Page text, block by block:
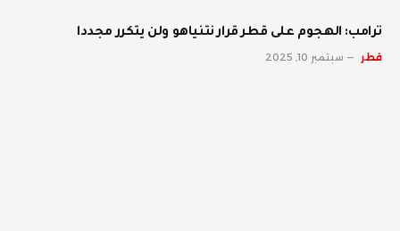
ترامب: الهجوم على قطر قرار نتنياهو ولن يتكرر مجددا
قطر سبتمبر 10, 2025